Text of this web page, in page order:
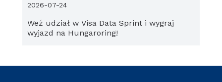
Weź udział w Visa Data Sprint i wygraj
wyjazd na Hungaroring!
2026-07-24